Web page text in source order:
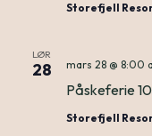
Storefjell
LØR
28
Påskeferie
mars 28 @ 8:00
Storefjell